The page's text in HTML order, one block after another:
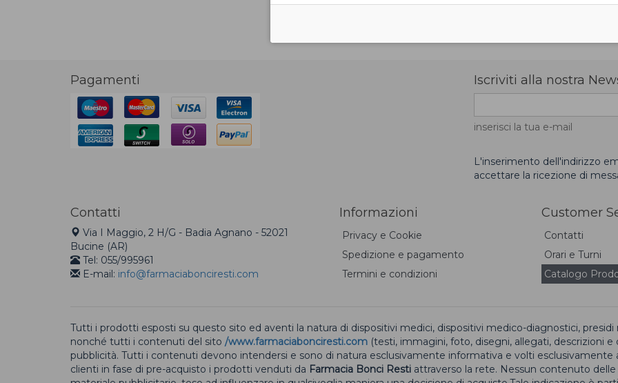
Pagamenti Iscriviti alla nostra
inserisci la tua e-mail
L'inserimento dell'indirizzo
accettare la ricezione di
Contatti
Via I Maggio, 2 H/G - Badia Agnano - 52021
Bucine (AR)
Tel: 055/995961
E-mail: info@farmaciabonciresti.com
Informazioni
Privacy e Cookie
Spedizione e pagamento
Termini e condizioni
Customer
Contatti
Orari e Turni
Catalogo
Tutti i prodotti esposti su questo sito ed aventi la natura di dispositivi medici, dispositivi medico-diagnostici,
nonché tutti i contenuti del sito /www.farmaciabonciresti.com (testi, immagini, foto, disegni, allegati, descrizioni
pubblicità. Tutti i contenuti devono intendersi e sono di natura esclusivamente informativa e volti
clienti in fase di pre-acquisto i prodotti venduti da Farmacia Bonci Resti attraverso la rete. Nessun contenuto